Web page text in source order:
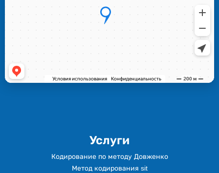
Услуги
Кодирование по методу Довженко
Метод кодирования sit